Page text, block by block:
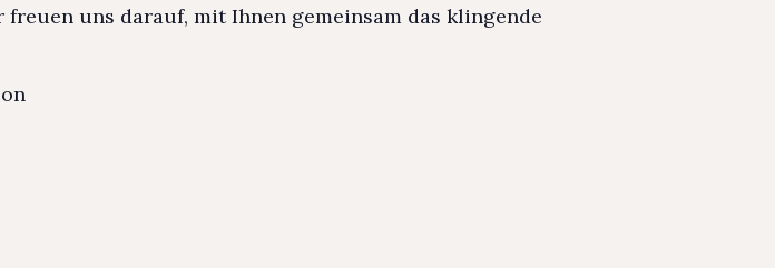
uns darauf, mit Ihnen gemeinsam das klingende